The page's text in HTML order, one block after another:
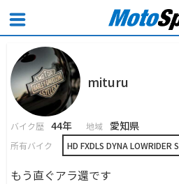
mituru
バイク歴 44年 地域 愛知県
所有バイク HD FXDLS DYNA LOWRIDER S
もう直ぐアラ還です